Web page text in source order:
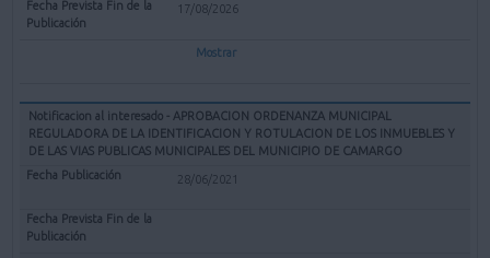
17/08/2026
Mostrar
Notificacion al interesado - APROBACION ORDENANZA MUNICIPAL
REGULADORA DE LA IDENTIFICACION Y ROTULACION DE LOS INMUEBLES Y
DE LAS VIAS PUBLICAS MUNICIPALES DEL MUNICIPIO DE CAMARGO
28/06/2021